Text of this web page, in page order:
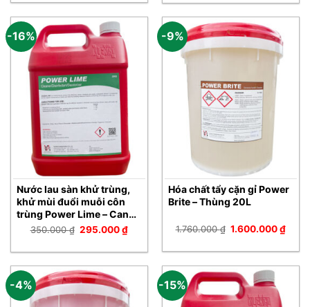
1.250.000 ₫.là:
1.120.000 ₫.
290.000 ₫.là:
-16%
Nước lau sàn khử trùng,
khử mùi đuổi muỗi côn
trùng Power Lime – Can
350.000₫ Giá
350.000 ₫.
295.000₫Giá
là:
295.000 ₫.
-9%
Hóa chất tẩy cặn gỉ Power
Brite – Thùng 20L
1.760.000₫ Giá
1.760.000 ₫.
1.600.000₫Giá
là:
-4% -15%